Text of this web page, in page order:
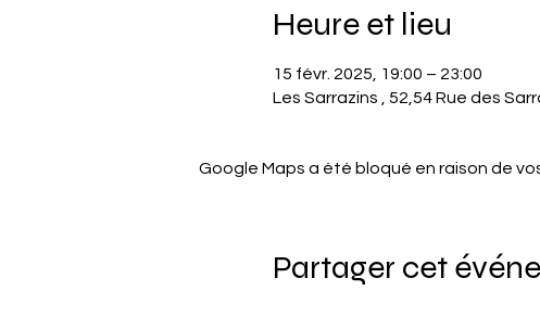
Heure et lieu
15 févr. 2025, 19:00 – 23:00
Les Sarrazins , 52,54 Rue des
Google Maps a été bloqué en raison de
Partager cet